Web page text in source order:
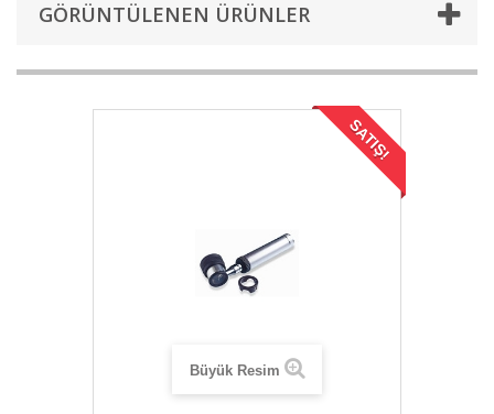
GÖRÜNTÜLENEN ÜRÜNLER
SATIŞ!
Büyük Resim